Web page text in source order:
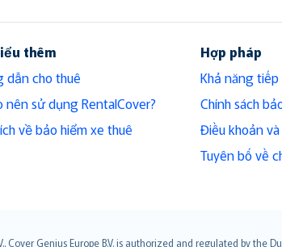
thêm
dẫn cho thuê
nên sử dụng RentalCover?
về bảo hiểm xe thuê
Hợp pháp
Khả năng tiếp
Chính sách
Điều khoản
Tuyên bố về
Cover Genius Europe B.V. is authorized and regulated by